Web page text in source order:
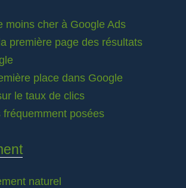
moins cher à Google Ads
première page des résultats
place dans Google
le taux de clics
fréquemment posées
naturel